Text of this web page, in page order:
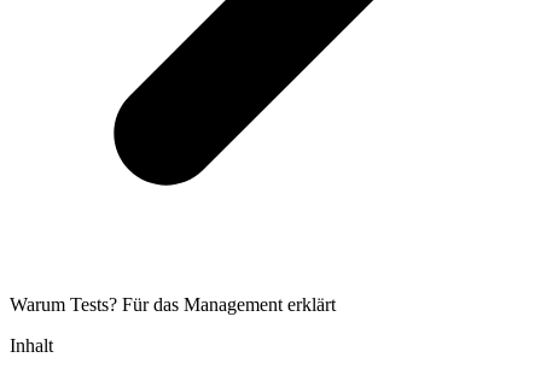
Warum Tests? Für das Management erklärt
Inhalt